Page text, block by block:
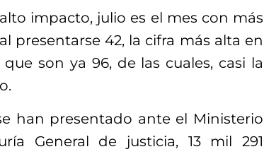
impacto, julio es el mes con más
presentarse 42, la cifra más alta en
son ya 96, de las cuales, casi la
han presentado ante el Ministerio
General de justicia, 13 mil 291